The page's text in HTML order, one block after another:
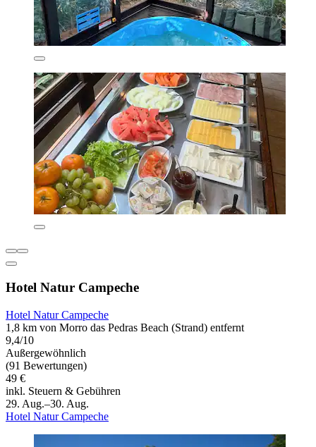
Hotel Natur Campeche
Hotel Natur Campeche
1,8 km von Morro das Pedras Beach (Strand) entfernt
9,4/10
Außergewöhnlich
(91 Bewertungen)
49 €
inkl. Steuern & Gebühren
29. Aug.–30. Aug.
Hotel Natur Campeche